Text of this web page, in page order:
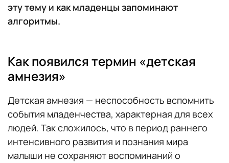
эту тему и как младенцы запоминают
алгоритмы.
Как появился термин «детская
амнезия»
Детская амнезия — неспособность вспомнить
события младенчества, характерная для всех
людей. Так сложилось, что в период раннего
интенсивного развития и познания мира
малыши не сохраняют воспоминаний о